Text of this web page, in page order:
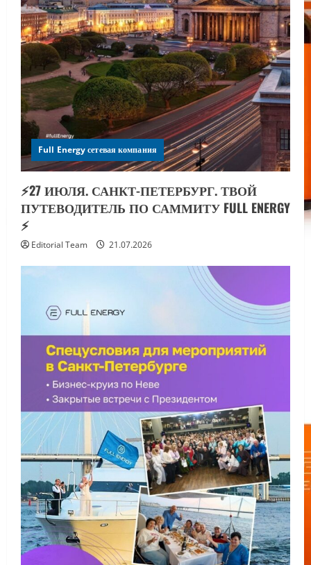
Full Energy сетевая компания
⚡️27 ИЮЛЯ. САНКТ-ПЕТЕРБУРГ. ТВОЙ
ПУТЕВОДИТЕЛЬ ПО САММИТУ FULL ENERGY
⚡️
Editorial Team 21.07.2026